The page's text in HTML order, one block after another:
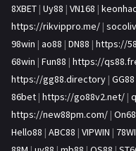
8XBET | Uy88 | VN168 |
https://rikvippro.me/ |
98win | ao88 | DN88 | https://
68win | Fun88 | https://
https://gg88.directory | GG88
86bet | https://go88v2.net/ |
https://new88pm.com/ | On68
Hello88 | ABC88 | VIPWIN |